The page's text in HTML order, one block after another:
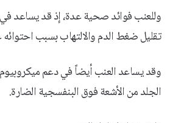
وللعنب فوائد صحية عدة، إذ قد يساعد
تقليل ضغط الدم والالتهاب بسبب
وقد يساعد العنب أيضاً في دعم
الجلد من الأشعة فوق البنفسجية الضارة.